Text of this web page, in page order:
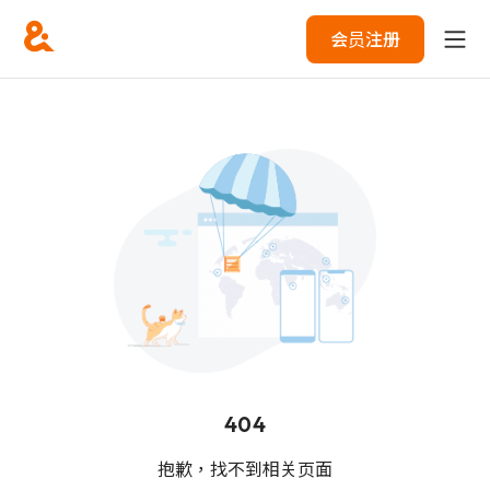
会员注册
404
抱歉，找不到相关页面